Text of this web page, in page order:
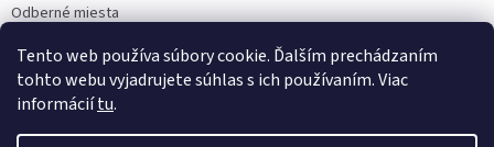
Tento web používa súbory cookie. Ďalším prechádzaním
tohto webu vyjadrujete súhlas s ich používaním. Viac
informáciítu.
Odberné miesta
Obchodné podmienky